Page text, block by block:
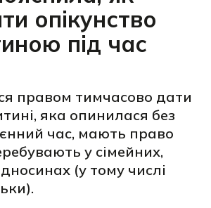
опікунство
під час
правом тимчасово дати
яка опинилася без
час, мають право
у сімейних,
(у тому числі